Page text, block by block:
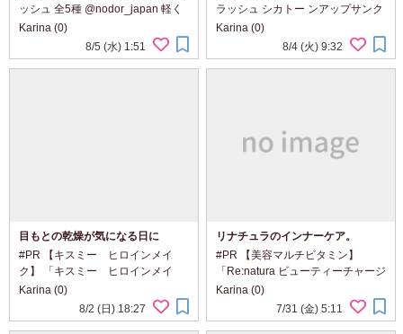
ッシュ 全5種 @nodor_japan 軽く
て、持ち運びに便利な固形マウス
ウォッシュ。 外出先でも手軽に使
える、 新感覚のオーラルケアアイ
Karina (0)
8/5 (水) 1:51
ラッシュ シカトー ンアップサンク
リーム」 「日焼け止めクリーム4
種」 ・ウォータースプラッシュ セ
ラミド ・ウォータースプラッシュ
Karina (0)
8/4 (火) 9:32
目もとの乾燥が気になる日に
#PR 【キスミー ヒロインメイ
ク】 「キスミー ヒロインメイ
ク アイエステクリーム」
@heroinemake 目もとの乾燥が気
になる日に取り入れたい、 濃密*1
Karina (0)
8/2 (日) 18:27
リナチュラのインナーケア。
#PR 【美容マルチビタミン】
「Re:natura ビューティーチャージ
マルチビタミン&ミネラル」
@renatura_official 美容のために何
か始めたいけれど、 スキンケアを
Karina (0)
7/31 (金) 5:11